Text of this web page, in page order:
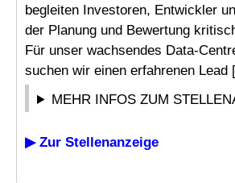
begleiten Investoren, Entwickler
der Planung und Bewertung
Für unser wachsendes Data-
suchen wir einen erfahrenen Lead
MEHR INFOS ZUM
▶ Zur Stellenanzeige